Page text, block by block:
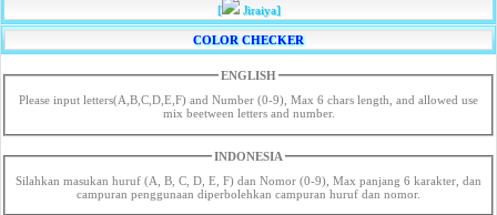
[
Jiraiya]
COLOR CHECKER
ENGLISH
Please input letters(A,B,C,D,E,F) and Number (0-9), Max 6 chars length, and allowed use
mix beetween letters and number.
INDONESIA
Silahkan masukan huruf (A, B, C, D, E, F) dan Nomor (0-9), Max panjang 6 karakter, dan
campuran penggunaan diperbolehkan campuran huruf dan nomor.